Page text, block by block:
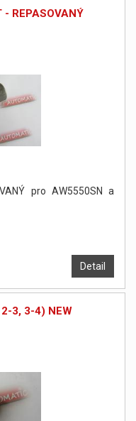
REPASOVANÝ
pro AW5550SN a
Detail
3, 3-4) NEW